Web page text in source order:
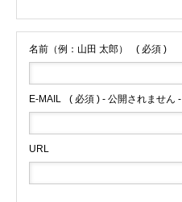
名前（例：山田 太郎） ( 必須 )
E-MAIL ( 必須 ) - 公開されません -
URL